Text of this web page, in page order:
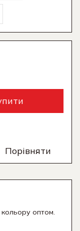
Порівняти
кольору оптом.